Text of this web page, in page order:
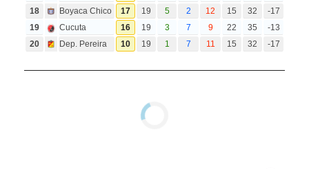
18 Boyaca Chico 17 19 5 2 12 15 32
-17
19
Cucuta 16 19 3 7 9 22 35
-13
20
Dep. Pereira 10 19 1 7 11 15 32 -17